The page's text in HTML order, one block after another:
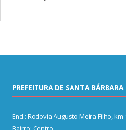
PREFEITURA DE SANTA
End.: Rodovia Augusto Meira Filho, km
Bairro: Centro